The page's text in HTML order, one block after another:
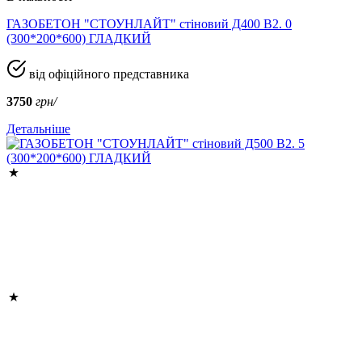
ГАЗОБЕТОН "СТОУНЛАЙТ" стіновий Д400 В2. 0
(300*200*600) ГЛАДКИЙ
від офіційного представника
3750 грн/
Детальніше